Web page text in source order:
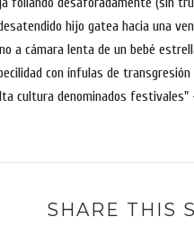
hijo gatea hacia una
a cámara lenta de un bebé
con ínfulas de
cultura denominados festivales"
SHARE THIS